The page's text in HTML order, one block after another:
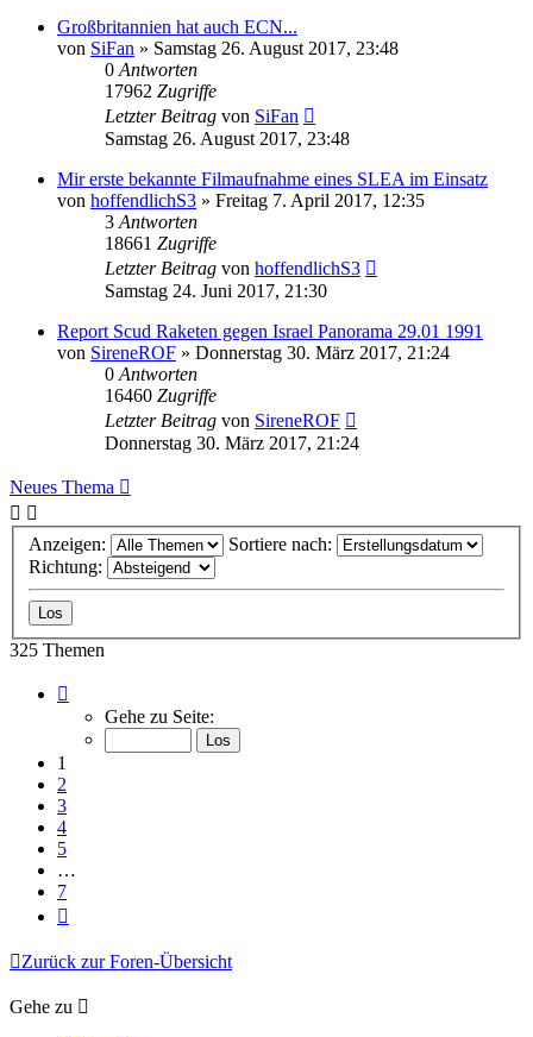
Großbritannien hat auch ECN...
von SiFan » Samstag 26. August 2017, 23:48
0 Antworten
17962 Zugriffe
Letzter Beitrag von SiFan
Samstag 26. August 2017, 23:48
Mir erste bekannte Filmaufnahme eines SLEA im Einsatz
von hoffendlichS3 » Freitag 7. April 2017, 12:35
3 Antworten
18661 Zugriffe
Letzter Beitrag von hoffendlichS3
Samstag 24. Juni 2017, 21:30
Report Scud Raketen gegen Israel Panorama 29.01 1991
von SireneROF » Donnerstag 30. März 2017, 21:24
0 Antworten
16460 Zugriffe
Letzter Beitrag von SireneROF
Donnerstag 30. März 2017, 21:24
Neues Thema
Anzeigen:
Sortiere nach:
Richtung:
325 Themen
von
Gehe zu Seite:
1
2
3
4
5
…
7
Zurück zur Foren-Übersicht
Gehe zu